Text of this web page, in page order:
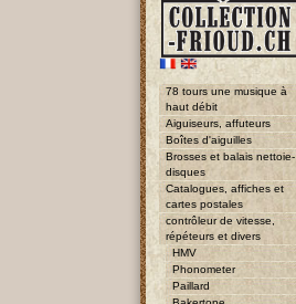
78 tours une musique à
haut débit
Aiguiseurs, affuteurs
Boîtes d'aiguilles
Brosses et balais nettoie-
disques
Catalogues, affiches et
cartes postales
contrôleur de vitesse,
répéteurs et divers
HMV
Phonometer
Paillard